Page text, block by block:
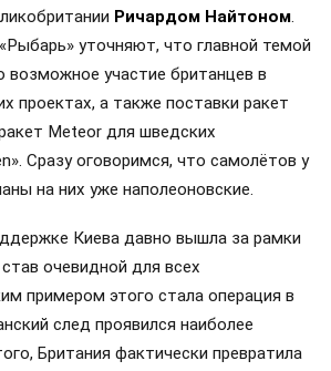
Ричардом Найтоном.
уточняют, что главной темой
возможное участие британцев в
проектах, а также поставки ракет
Meteor для шведских
Сразу оговоримся, что самолётов у
на них уже наполеоновские.
Киева давно вышла за рамки
очевидной для всех
примером этого стала операция в
след проявился наиболее
Британия фактически превратила